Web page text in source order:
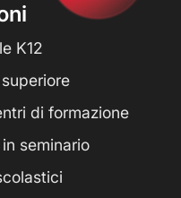
K12
di formazione
seminario